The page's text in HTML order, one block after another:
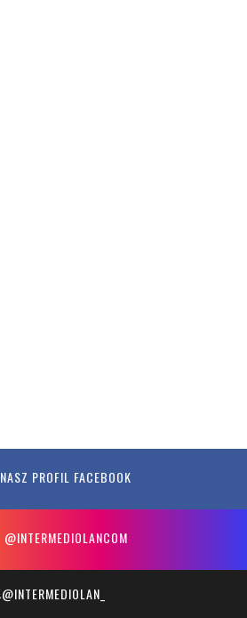
NASZ PROFIL FACEBOOK
@INTERMEDIOLANCOM
@INTERMEDIOLAN_